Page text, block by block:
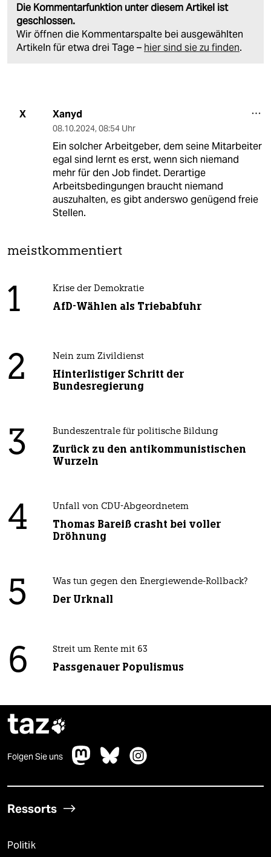
Die Kommentarfunktion unter diesem Artikel ist
geschlossen.
Wir öffnen die Kommentarspalte bei ausgewählten
Artikeln für etwa drei Tage – hier sind sie zu finden.
X Xanyd
08.10.2024, 08:54 Uhr
Ein solcher Arbeitgeber, dem seine Mitarbeiter
egal sind lernt es erst, wenn sich niemand
mehr für den Job findet. Derartige
Arbeitsbedingungen braucht niemand
auszuhalten, es gibt anderswo genügend freie
Stellen.
meistkommentiert
1 Krise der Demokratie
AfD-Wählen als Triebabfuhr
2 Nein zum Zivildienst
Hinterlistiger Schritt der
Bundesregierung
3 Bundeszentrale für politische Bildung
Zurück zu den antikommunistischen
Wurzeln
4 Unfall von CDU-Abgeordnetem
Thomas Bareiß crasht bei voller
Dröhnung
5 Was tun gegen den Energiewende-Rollback?
Der Urknall
6 Streit um Rente mit 63
Passgenauer Populismus
taz
Folgen Sie uns
Ressorts
Politik